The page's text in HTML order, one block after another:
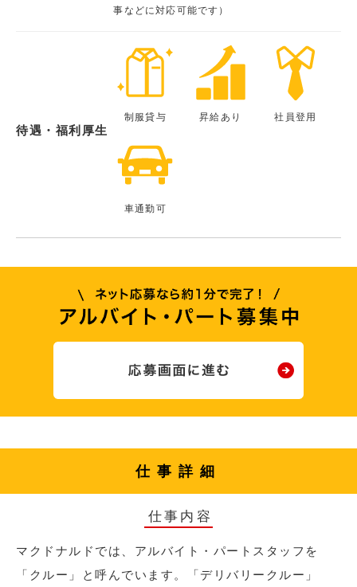
事などに対応可能です）
待遇・福利厚生
制服貸与 昇給あり 社員登用
車通勤可
仕事詳細
仕事内容
マクドナルドでは、アルバイト・パートスタッフを
「クルー」と呼んでいます。「デリバリークルー」